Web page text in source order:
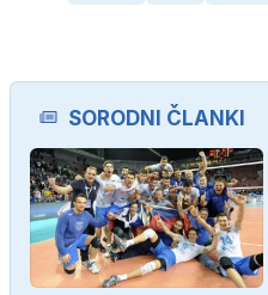
SORODNI ČLANKI